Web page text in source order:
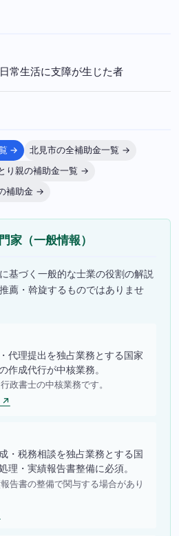
常生活に支障が生じた者
→
北見市の全補助金一覧 →
り親の補助金一覧 →
補助金 →
家（一般情報）
基づく一般的な士業の役割の解説
薦・斡旋するものではありませ
代理提出を独占業務とする国家
作成代行が中核業務。
政書士の中核業務です。
↗
・税務相談を独占業務とする国
理・実績報告書整備に必須。
告書の整備で関与する場合があり